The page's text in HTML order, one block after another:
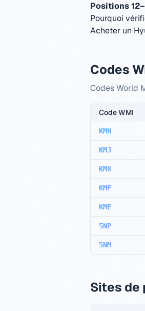
Positions
Pourquoi
Acheter un
Codes
Codes World
Code WMI
KMH
KMJ
KM8
KMF
KME
5NP
5NM
Sites de